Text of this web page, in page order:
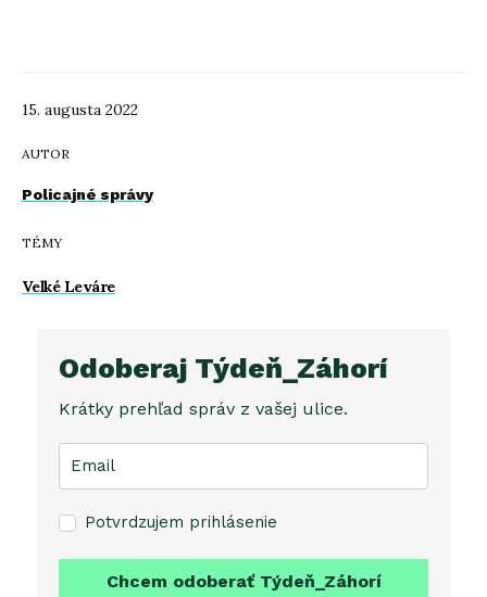
15. augusta 2022
AUTOR
Policajné správy
TÉMY
Veľké Leváre
Odoberaj Týdeň_Záhorí
Krátky prehľad správ z vašej ulice.
Potvrdzujem prihlásenie
Chcem odoberať Týdeň_Záhorí